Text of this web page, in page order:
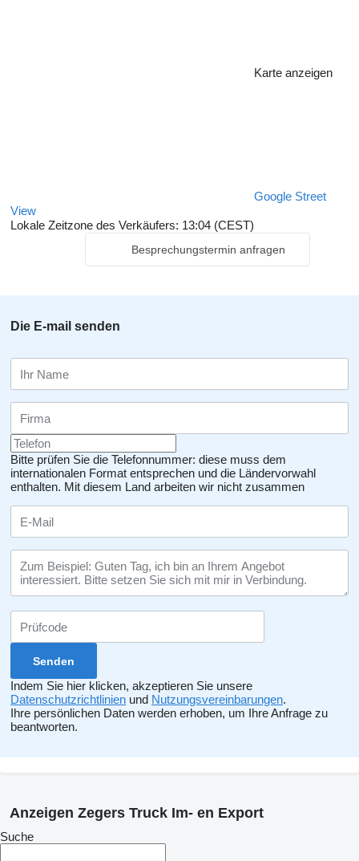
Karte anzeigen
Google Street
View
Lokale Zeitzone des Verkäufers: 13:04 (CEST)
Besprechungstermin anfragen
Die E-mail senden
Bitte prüfen Sie die Telefonnummer: diese muss dem
internationalen Format entsprechen und die Ländervorwahl
enthalten. Mit diesem Land arbeiten wir nicht zusammen
Indem Sie hier klicken, akzeptieren Sie unsere
Datenschutzrichtlinien und Nutzungsvereinbarungen.
Ihre persönlichen Daten werden erhoben, um Ihre Anfrage zu
beantworten.
Anzeigen Zegers Truck Im- en Export
Suche